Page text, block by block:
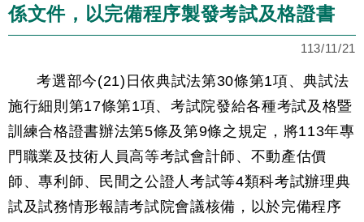
係文件，以完備程序製發考試及格證書
113/11/21
考選部今(21)日依典試法第30條第1項、典試法
施行細則第17條第1項、考試院發給各種考試及格暨
訓練合格證書辦法第5條及第9條之規定，將113年專
門職業及技術人員高等考試會計師、不動產估價
師、專利師、民間之公證人考試等4類科考試辦理典
試及試務情形報請考試院會議核備，以於完備程序